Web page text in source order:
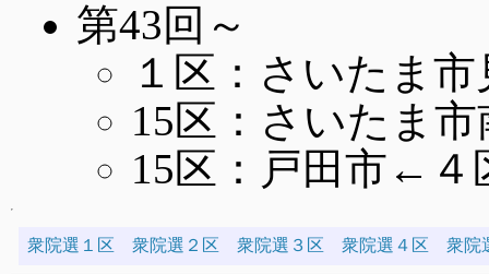
第43回～
１区：さいたま
15区：さいたま
15区：戸田市←４
衆院選１区 衆院選２区 衆院選３区 衆院選４区 衆院